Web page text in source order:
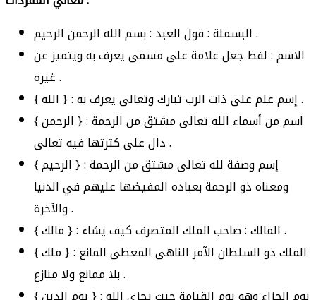
البسملة : قول العبد : بسم الله الرحمن الرحيم .
الاسم : لفظ جعل علامة على مسمى يعرف به ويتميز عن
غيره .
{ الله } : إسم علم على ذات الرب تبارك وتعالى يعرف به .
{ الرحمن } : اسم من أسماء الله تعالى مشتق من الرحمة
دال على كثرتها فيه تعالى .
{ الرحيم } : إسم وصفة لله تعالى مشتق من الرحمة
ومعناه ذو الرحمة بعباده المفيضها عليهم في الدنيا
والآخرة .
{ مالك } : المالك : صاحب الملك المتصرف كيف يشاء .
{ ملك } : الملك ذو السلطان الآمر الناهى المعطى المانع
بلا ممانع ولا منازع .